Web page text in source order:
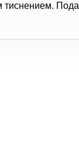
тиснением.